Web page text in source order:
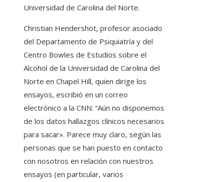
Universidad de Carolina del Norte.
Christian Hendershot, profesor asociado
del Departamento de Psiquiatría y del
Centro Bowles de Estudios sobre el
Alcohol de la Universidad de Carolina del
Norte en Chapel Hill, quien dirige los
ensayos, escribió en un correo
electrónico a la CNN: “Aún no disponemos
de los datos hallazgos clínicos necesarios
para sacar». Parece muy claro, según las
personas que se han puesto en contacto
con nosotros en relación con nuestros
ensayos (en particular, varios